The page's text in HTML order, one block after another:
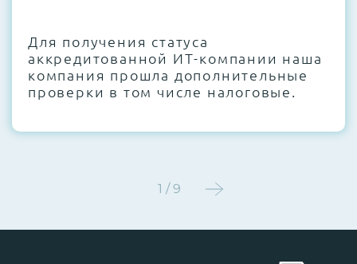
Этап 4:Стресс-тестирование под 100%
нагрузкой в течение 72 часов для
проверки стабильности всех подсистем
Для получения статуса
аккредитованной ИТ-компании наша
компания прошла дополнительные
проверки в том числе налоговые.
1 / 9